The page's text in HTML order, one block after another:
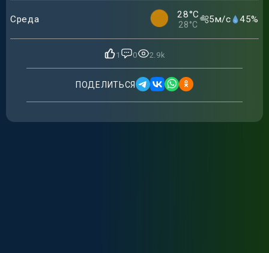
Среда 28°C
28°C 5м/с 45%
1 0 2.9k
ПОДЕЛИТЬСЯ